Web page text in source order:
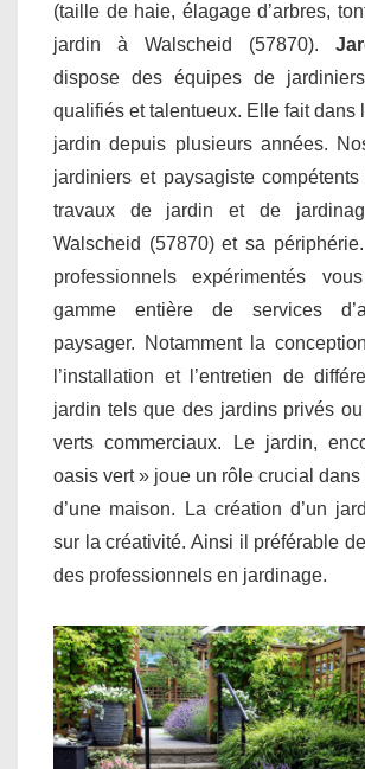
(taille de haie, élagage d’arbres,
jardin à Walscheid (57870).
dispose des équipes de
qualifiés et talentueux. Elle fait dans
jardin depuis plusieurs années.
jardiniers et paysagiste
travaux de jardin et de
Walscheid (57870) et sa
professionnels expérimentés
gamme entière de services
paysager. Notamment la
l’installation et l’entretien de
jardin tels que des jardins privés
verts commerciaux. Le jardin,
oasis vert » joue un rôle crucial
d’une maison. La création d’un
sur la créativité. Ainsi il préférable
des professionnels en jardinage.